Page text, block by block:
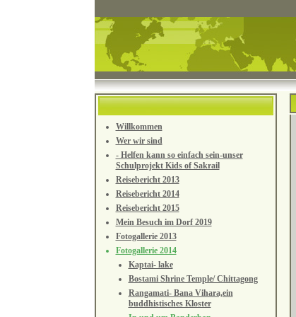
Willkommen
Wer wir sind
- Helfen kann so einfach sein-unser
Schulprojekt Kids of Sakrail
Reisebericht 2013
Reisebericht 2014
Reisebericht 2015
Mein Besuch im Dorf 2019
Fotogallerie 2013
Fotogallerie 2014
Kaptai- lake
Bostami Shrine Temple/ Chittagong
Rangamati- Bana Vihara,ein
buddhistisches Kloster